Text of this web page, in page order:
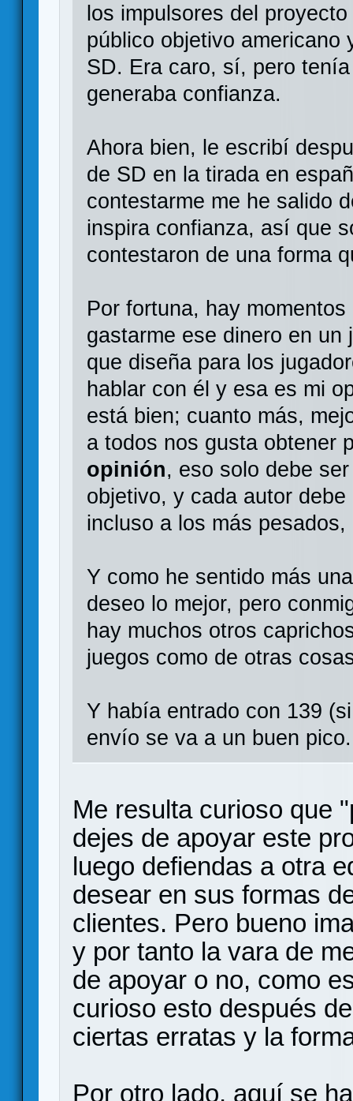
los impulsores del
público objetivo americano
SD. Era caro, sí, pero
generaba confianza.
Ahora bien, le escribí
de SD en la tirada en
contestarme me he salido
inspira confianza, así que
contestaron de una forma
Por fortuna, hay
gastarme ese dinero en
que diseña para los
hablar con él y esa es mi
está bien; cuanto más,
a todos nos gusta obtener
opinión, eso solo debe
objetivo, y cada autor
incluso a los más
Y como he sentido más
deseo lo mejor, pero
hay muchos otros
juegos como de otras
Y había entrado con 139
envío se va a un buen pico.
Me resulta curioso que
dejes de apoyar este
luego defiendas a otra
desear en sus formas
clientes. Pero bueno
y por tanto la vara de
de apoyar o no, como
curioso esto después
ciertas erratas y la
Por otro lado, aquí se